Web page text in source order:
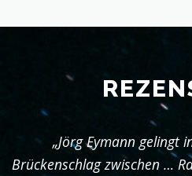
„Jörg Eymann gelingt
Brückenschlag zwischen …